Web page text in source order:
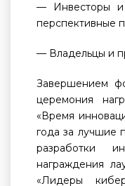
— Инвесторы
перспективные
— Владельцы и
Завершением
церемония
«Время
года за лучшие
разработки
награждения
«Лидеры